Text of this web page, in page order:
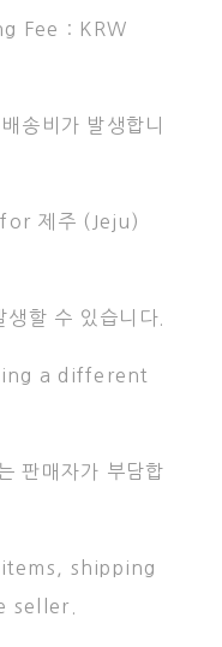
Fee : KRW
송비가 발생합니
제주 (Jeju)
생할 수 있습니다.
a different
판매자가 부담합
shipping
seller.